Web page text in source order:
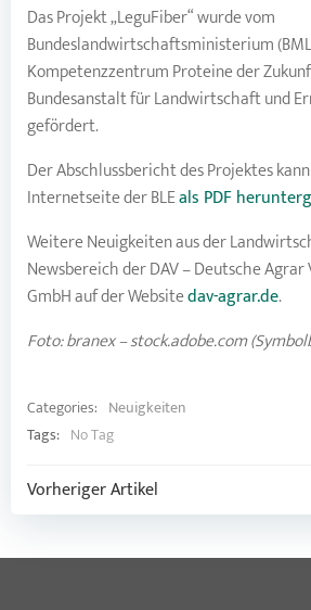
Das Projekt „LeguFiber“ wurde vom
Bundeslandwirtschaftsministerium
Kompetenzzentrum Proteine der
Bundesanstalt für Landwirtschaft und
gefördert.
Der Abschlussbericht des Projektes
Internetseite der BLEals PDF
Weitere Neuigkeiten aus der
Newsbereich der DAV – Deutsche
GmbH auf der Websitedav-agrar.de.
Foto: branex – stock.adobe.com
Categories: Neuigkeiten
Tags: No Tag
Post
navigation
Vorheriger Artikel